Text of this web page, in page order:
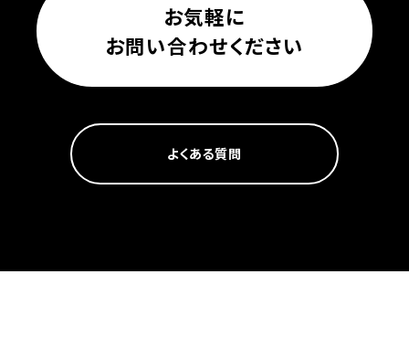
お気軽に
お問い合わせください
よくある質問